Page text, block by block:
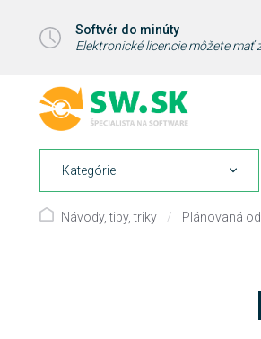
Softvér do minúty
Elektronické licencie môžete mať
Kategórie
Návody, tipy, triky / Plánovaná